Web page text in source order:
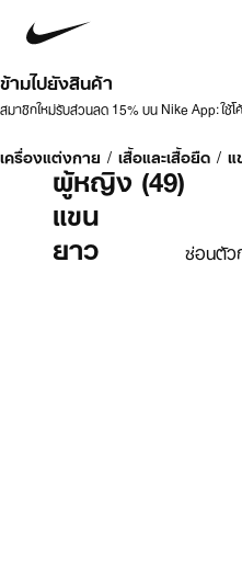
ข้ามไปยังสินค้า
สมาชิกใหม่รับส่วนลด 15% บน Nike App: ใช้
เครื่องแต่งกาย / เสื้อและเสื้อยืด /
ผู้หญิง
แขน
ยาว
(49)
ซ่อนตั